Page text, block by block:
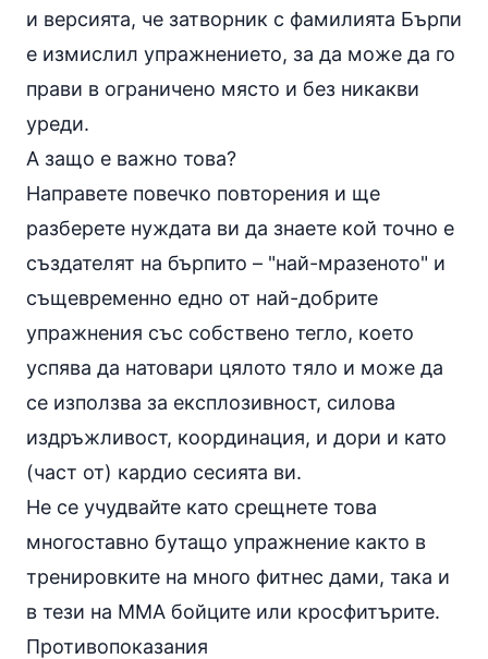
и версията, че затворник с фамилията Бърпи
е измислил упражнението, за да може да го
прави в ограничено място и без никакви
уреди.
А защо е важно това?
Направете повечко повторения и ще
разберете нуждата ви да знаете кой точно е
създателят на бърпито – "най-мразеното" и
същевременно едно от най-добрите
упражнения със собствено тегло, което
успява да натовари цялото тяло и може да
се използва за експлозивност, силова
издръжливост, координация, и дори и като
(част от) кардио сесията ви.
Не се учудвайте като срещнете това
многоставно бутащо упражнение както в
тренировките на много фитнес дами, така и
в тези на ММА бойците или кросфитърите.
Противопоказания